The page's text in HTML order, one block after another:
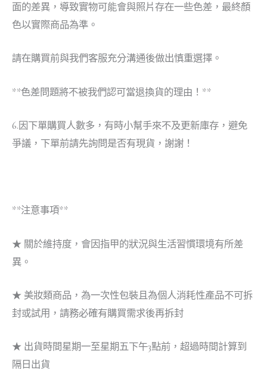
面的差異，導致實物可能會與照片存在一些色差，最終顏
色以實際商品為準。
請在購買前與我們客服充分溝通後做出慎重選擇。
**色差問題將不被我們認可當退換貨的理由！**
6.因下單購買人數多，有時小幫手來不及更新庫存，避免
爭議，下單前請先詢問是否有現貨，謝謝！
**注意事項**
★ 關於維持度，會因指甲的狀況與生活習慣環境有所差
異。
★ 美妝類商品，為一次性包裝且為個人消耗性產品不可拆
封或試用，請務必確有購買需求後再拆封
★ 出貨時間星期一至星期五下午3點前，超過時間計算到
隔日出貨